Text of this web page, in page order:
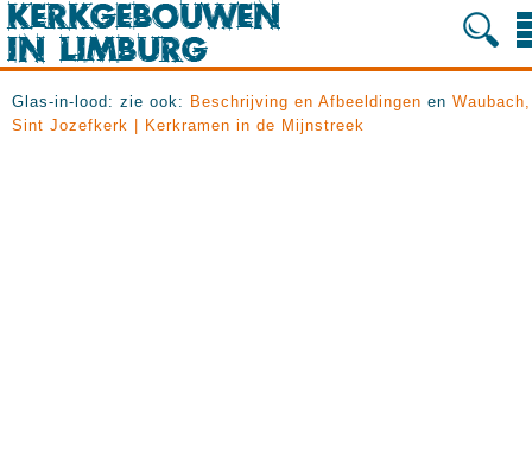
Glas-in-lood: zie ook: Beschrijving en Afbeeldingen en Waubach,
Sint Jozefkerk | Kerkramen in de Mijnstreek